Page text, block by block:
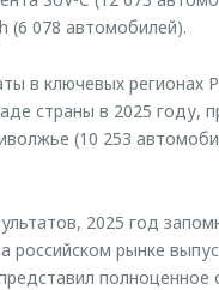
(6 078 автомобилей).
в ключевых
страны в 2025 году,
(10 253
2025 год
российском рынке